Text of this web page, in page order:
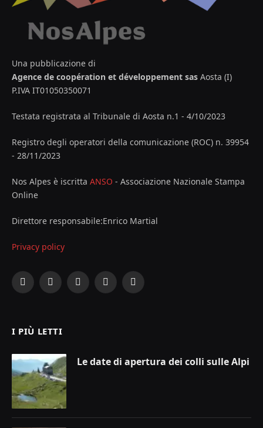
Una pubblicazione di
Agence de coopération et développement sas Aosta (I)
P.IVA IT01050350071
Testata registrata al Tribunale di Aosta n.1 - 4/10/2023
Registro degli operatori della comunicazione (ROC) n. 39954
- 28/11/2023
Nos Alpes è iscritta ANSO - Associazione Nazionale Stampa
Online
Direttore responsabile:Enrico Martial
Privacy policy
Facebook
X
InstagramYouTubeLinkedIn
I PIÙ LETTI
Le date di apertura dei colli sulle Alpi